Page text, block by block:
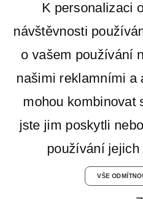
K personalizaci
návštěvnosti
o vašem používání
našimi reklamními a
mohou kombinovat
jste jim poskytli
používání
VŠE